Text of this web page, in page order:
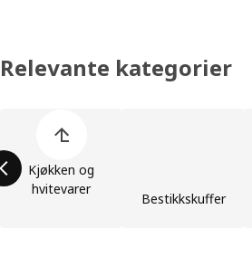
Relevante kategorier
Kjøkken og
hvitevarer
Bestikkskuffer